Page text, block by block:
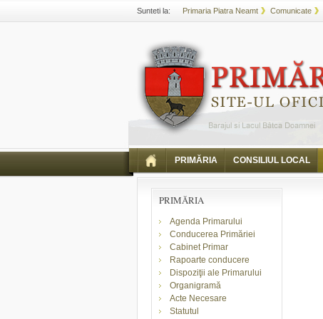
Sunteti la: Primaria Piatra Neamt Comunicate
PRIMĂRIA CONSILIUL LOCAL
PRIMĂRIA
Agenda Primarului
Conducerea Primăriei
Cabinet Primar
Rapoarte conducere
Dispoziţii ale Primarului
Organigramă
Acte Necesare
Statutul